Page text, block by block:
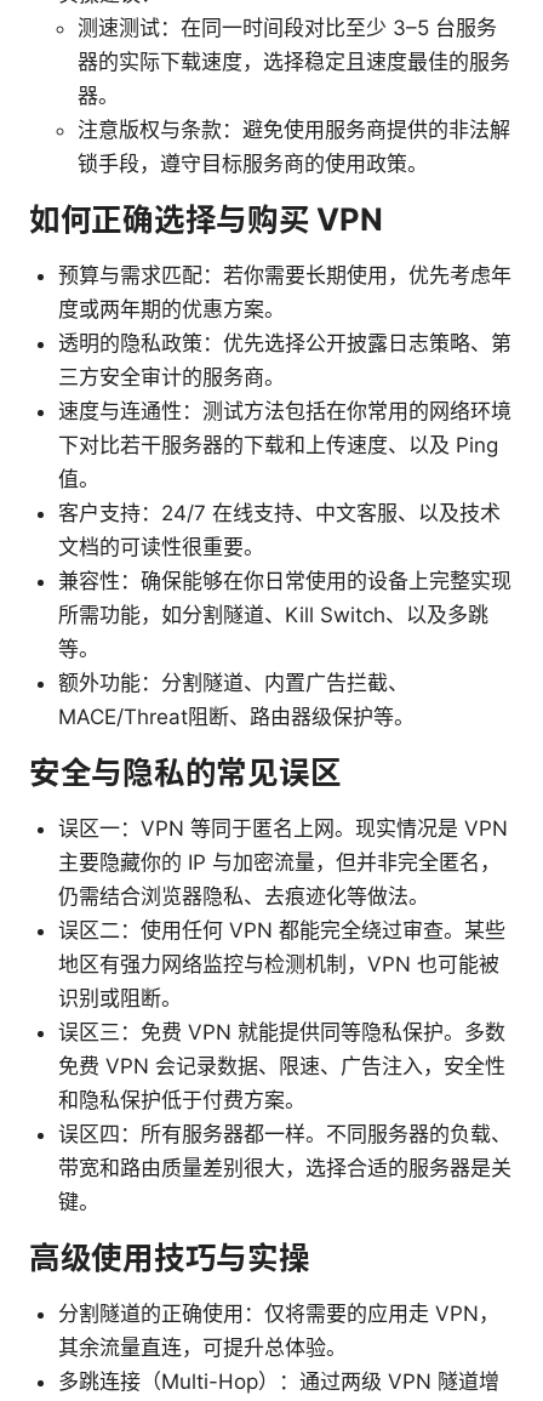
测速测试：在同一时间段对比至少 3–5 台服务
器的实际下载速度，选择稳定且速度最佳的服务
器。
注意版权与条款：避免使用服务商提供的非法解
锁手段，遵守目标服务商的使用政策。
如何正确选择与购买 VPN
预算与需求匹配：若你需要长期使用，优先考虑年
度或两年期的优惠方案。
透明的隐私政策：优先选择公开披露日志策略、第
三方安全审计的服务商。
速度与连通性：测试方法包括在你常用的网络环境
下对比若干服务器的下载和上传速度、以及 Ping
值。
客户支持：24/7 在线支持、中文客服、以及技术
文档的可读性很重要。
兼容性：确保能够在你日常使用的设备上完整实现
所需功能，如分割隧道、Kill Switch、以及多跳
等。
额外功能：分割隧道、内置广告拦截、
MACE/Threat阻断、路由器级保护等。
安全与隐私的常见误区
误区一：VPN 等同于匿名上网。现实情况是 VPN
主要隐藏你的 IP 与加密流量，但并非完全匿名，
仍需结合浏览器隐私、去痕迹化等做法。
误区二：使用任何 VPN 都能完全绕过审查。某些
地区有强力网络监控与检测机制，VPN 也可能被
识别或阻断。
误区三：免费 VPN 就能提供同等隐私保护。多数
免费 VPN 会记录数据、限速、广告注入，安全性
和隐私保护低于付费方案。
误区四：所有服务器都一样。不同服务器的负载、
带宽和路由质量差别很大，选择合适的服务器是关
键。
高级使用技巧与实操
分割隧道的正确使用：仅将需要的应用走 VPN，
其余流量直连，可提升总体验。
多跳连接（Multi-Hop）：通过两级 VPN 隧道增